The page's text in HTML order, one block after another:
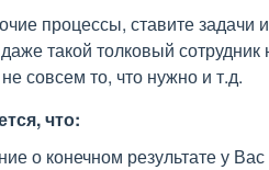
процессы, ставите задачи
такой толковый
совсем то, что нужно и т.д.
что:
о конечном результате у